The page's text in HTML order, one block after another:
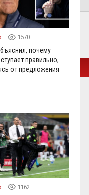
1570
почему
правильно,
от предложения
1162